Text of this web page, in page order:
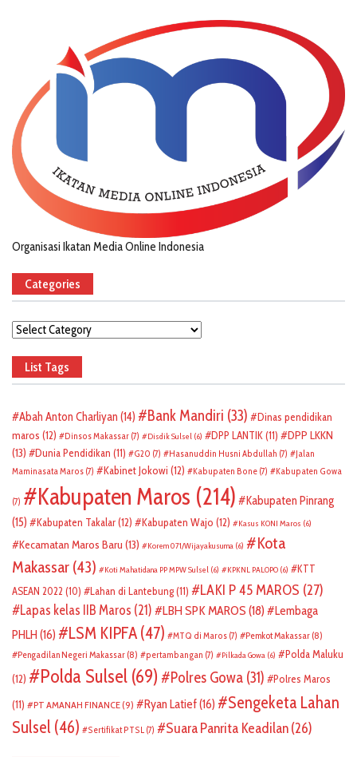
Organisasi Ikatan Media Online Indonesia
Categories
Categories
List Tags
Abah Anton Charliyan (14) Bank Mandiri (33)
Dinas pendidikan
maros (12) Dinsos Makassar (7) Disdik Sulsel (6) DPP LANTIK(11)
DPP LKKN
(13)
Dunia Pendidikan (11) G20 (7) Hasanuddin Husni Abdullah (7)
Jalan
Maminasata Maros (7) Kabinet Jokowi (12) Kabupaten Bone (7) Kabupaten Gowa
(7) Kabupaten Maros (214)
Kabupaten Pinrang
(15)
Kabupaten Takalar(12) Kabupaten Wajo (12) Kasus KONI Maros (6)
Kecamatan Maros Baru (13) Korem 071/Wijayakusuma (6)
Kota
Makassar (43) Koti Mahatidana PP MPW Sulsel (6) KPKNL PALOPO (6)
KTT
ASEAN 2022 (10) Lahan di Lantebung(11) LAKI P 45 MAROS (27)
Lapas kelas IIB Maros (21) LBH SPK MAROS (18)
Lembaga
PHLH (16) LSM KIPFA (47) MTQ di Maros (7) Pemkot Makassar (8)
Pengadilan Negeri Makassar (8) pertambangan (7) Pilkada Gowa (6)
Polda Maluku
(12)
Polda Sulsel (69) Polres Gowa (31)
Polres Maros
(11)
PT AMANAH FINANCE(9) Ryan Latief(16)
Sengeketa Lahan
Sulsel (46) Sertifikat PTSL (7) Suara Panrita Keadilan(26)